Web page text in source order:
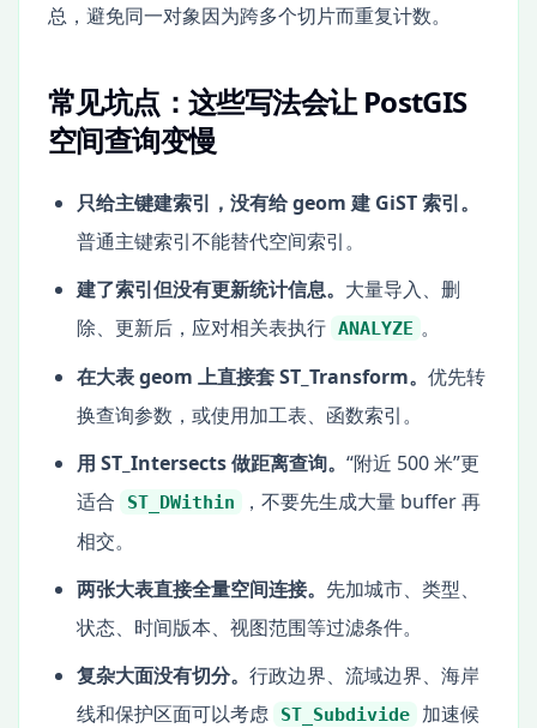
总，避免同一对象因为跨多个切片而重复计数。
常见坑点：这些写法会让 PostGIS
空间查询变慢
只给主键建索引，没有给 geom 建 GiST 索引。
普通主键索引不能替代空间索引。
建了索引但没有更新统计信息。 大量导入、删
除、更新后，应对相关表执行 ANALYZE 。
在大表 geom 上直接套 ST_Transform。 优先转
换查询参数，或使用加工表、函数索引。
用 ST_Intersects 做距离查询。 “附近 500 米”更
适合
ST_DWithin
，不要先生成大量 buffer 再
相交。
两张大表直接全量空间连接。 先加城市、类型、
状态、时间版本、视图范围等过滤条件。
复杂大面没有切分。 行政边界、流域边界、海岸
线和保护区面可以考虑
ST_Subdivide 加速候